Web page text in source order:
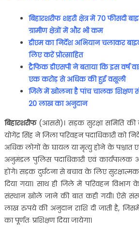
बिहारशरीफ शहरी क्षेत्र में 70फीसदी
ग्रामीण क्षेत्रोंमें और भी कम
डीएम का निर्देश अभियान चलाकर
लिए करें प्रोत्साहित
ट्रैफिक डीएसपी ने बताया कि इस वर्ष
एक करोड़ से अधिक की हुई वसूली
जिले में खोलना है पांच चालक शिक्षण
20लाख का अनुदान
बिहारशरीफ(आससे)। सड़क सुरक्षा समिति की
योगेंद्र सिंह ने जिला परिवहन पदाधिकारी को
अधिक लोगों के घायल या मृत्यु होने के
अनुमंडल पुलिस पदाधिकारी एवं कार्यपालक
होंगे। सड़क दुर्घटना से बचाव के लिए
दिया गया। साथ ही जिले में परिवहन विभाग
संस्थान खोले जाने की बात कही गयी। ऐसे
लाख रुपये की अनुदान राशि दी जाती है,
का पूर्णतः प्रशिक्षण दिया जायेगा।